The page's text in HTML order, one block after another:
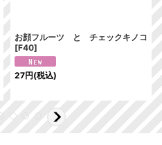
お顔フルーツ と チェックキノコ
[F40]
27円(税込)